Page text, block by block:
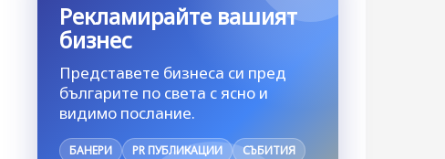
Рекламирайте вашият
бизнес
Представете бизнеса си пред
българите по света с ясно и
видимо послание.
БАНЕРИ PR ПУБЛИКАЦИИ СЪБИТИЯ